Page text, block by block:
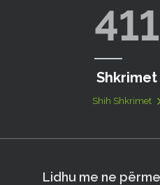
411
Shkrimet
Shih Shkrimet
Lidhu me ne